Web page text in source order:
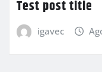
Test post title
igavec